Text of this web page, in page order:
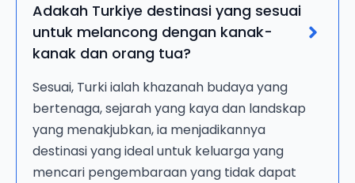
Adakah Turkiye destinasi yang sesuai
untuk melancong dengan kanak-
kanak dan orang tua?
Sesuai, Turki ialah khazanah budaya yang
bertenaga, sejarah yang kaya dan landskap
yang menakjubkan, ia menjadikannya
destinasi yang ideal untuk keluarga yang
mencari pengembaraan yang tidak dapat